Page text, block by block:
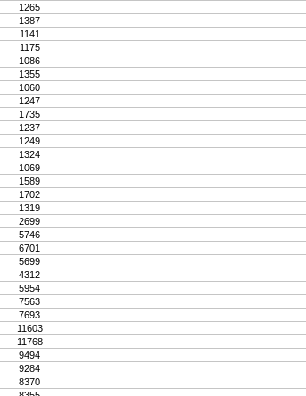
1265
1387
1141
1175
1086
1355
1060
1247
1735
1237
1249
1324
1069
1589
1702
1319
2699
5746
6701
5699
4312
5954
7563
7693
11603
11768
9494
9284
8370